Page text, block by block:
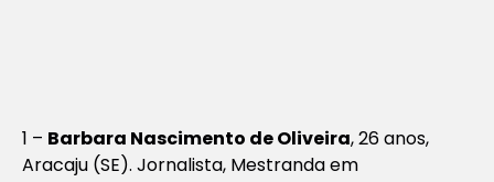
1 – Barbara Nascimento de Oliveira, 26 anos,
Aracaju (SE). Jornalista, Mestranda em